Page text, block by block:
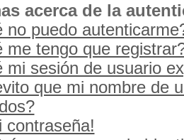
acerca de la
no puedo
me tengo que
mi sesión de usuario
que mi nombre de
contraseña!